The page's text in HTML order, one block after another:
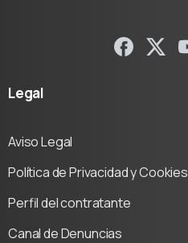
Legal
Aviso Legal
Política de Privacidad y Cookies
Perfil del contratante
Canal de Denuncias